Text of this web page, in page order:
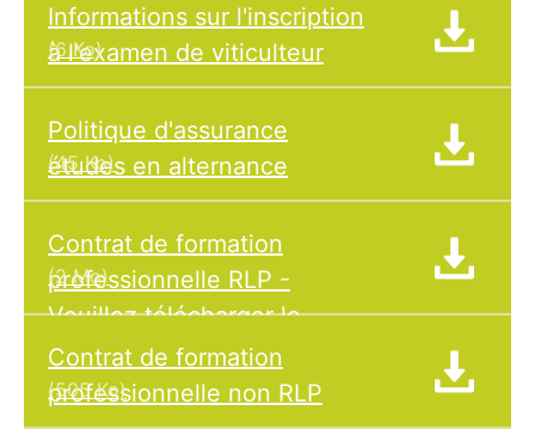
Informations sur l'inscription
à l'examen de viticulteur
(6 Ko)
Politique d'assurance
études en alternance
(45 Ko)
Contrat de formation
professionnelle RLP -
Veuillez télécharger le
formulaire localement !
(2 Mo)
Contrat de formation
professionnelle non RLP
(505 Ko)